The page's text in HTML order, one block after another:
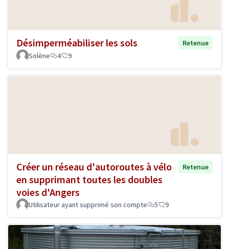
Désimperméabiliser les sols
Retenue
Solène
4 9
Créer un réseau d'autoroutes à vélo
en supprimant toutes les doubles
voies d'Angers
Retenue
Utilisateur ayant supprimé son compte 5 9